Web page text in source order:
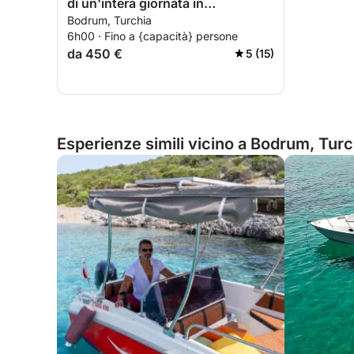
di un'intera giornata in
motoscafo.
Bodrum, Turchia
6h00 · Fino a {capacità} persone
da 450 € 5 (15)
Esperienze simili vicino a Bodrum,